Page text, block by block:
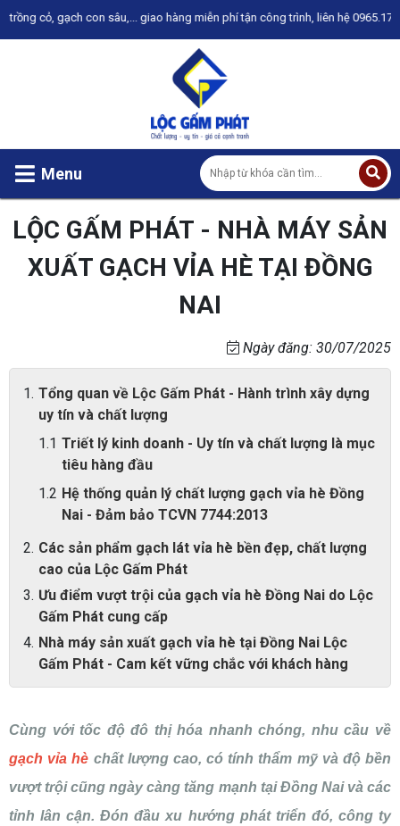
con sâu,... giao hàng miễn phí tận công trình, liên hệ 0965.172.746 để
Menu
LỘC GẤM PHÁT - NHÀ MÁY SẢN
XUẤT GẠCH VỈA HÈ TẠI ĐỒNG
NAI
Ngày đăng: 30/07/2025
Tổng quan về Lộc Gấm Phát - Hành trình xây dựng
uy tín và chất lượng
Triết lý kinh doanh - Uy tín và chất lượng là mục
tiêu hàng đầu
Hệ thống quản lý chất lượng gạch vỉa hè Đồng
Nai - Đảm bảo TCVN 7744:2013
Các sản phẩm gạch lát vỉa hè bền đẹp, chất lượng
cao của Lộc Gấm Phát
Ưu điểm vượt trội của gạch vỉa hè Đồng Nai do Lộc
Gấm Phát cung cấp
Nhà máy sản xuất gạch vỉa hè tại Đồng Nai Lộc
Gấm Phát - Cam kết vững chắc với khách hàng
Cùng với tốc độ đô thị hóa nhanh chóng, nhu cầu về
gạch vỉa hè chất lượng cao, có tính thẩm mỹ và độ bền
vượt trội cũng ngày càng tăng mạnh tại Đồng Nai và các
tỉnh lân cận. Đón đầu xu hướng phát triển đó, công ty